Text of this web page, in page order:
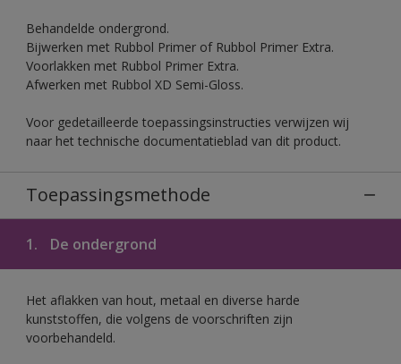
Behandelde ondergrond.
Bijwerken met Rubbol Primer of Rubbol Primer Extra.
Voorlakken met Rubbol Primer Extra.
Afwerken met Rubbol XD Semi-Gloss.
Voor gedetailleerde toepassingsinstructies verwijzen wij
naar het technische documentatieblad van dit product.
Toepassingsmethode
1. De ondergrond
Het aflakken van hout, metaal en diverse harde
kunststoffen, die volgens de voorschriften zijn
voorbehandeld.